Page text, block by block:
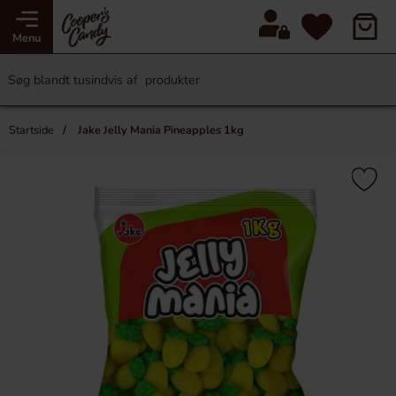
Menu
Startside Jake Jelly Mania Pineapples 1kg